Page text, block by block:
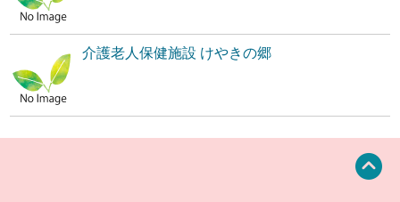
介護老人保健施設 けやきの郷